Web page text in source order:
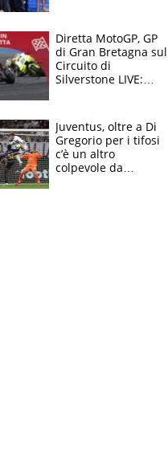
Diretta MotoGP, GP
di Gran Bretagna sul
Circuito di
Silverstone LIVE:
un Bezzecchi
stremato
Juventus, oltre a Di
Gregorio per i tifosi
c’è un altro
colpevole da